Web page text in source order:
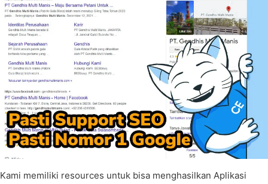
Kami memiliki resources untuk bisa menghasilkan Aplikasi